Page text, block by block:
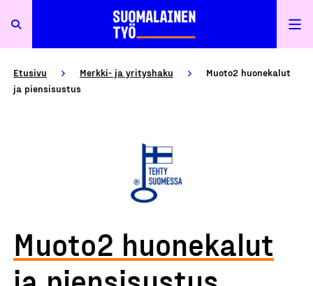
Etusivu Merkki- ja yrityshaku
Muoto2 huonekalut
ja piensisustus
Muoto2 huonekalut